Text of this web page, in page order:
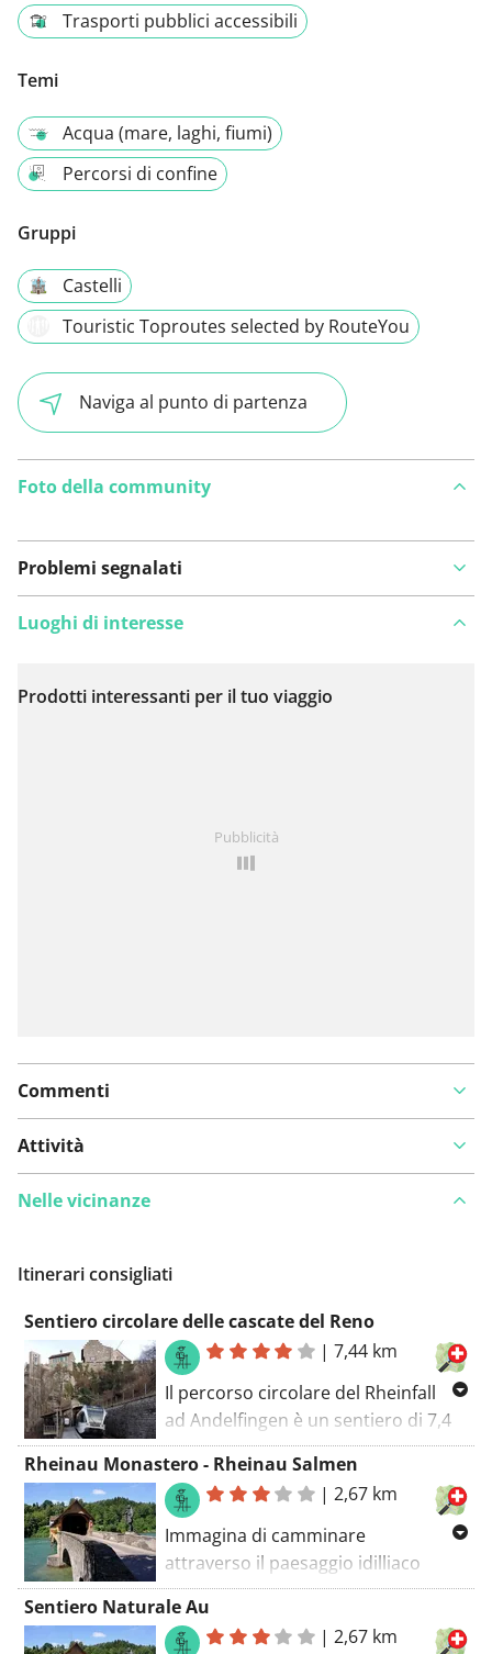
Trasporti pubblici accessibili
Temi
Acqua (mare, laghi, fiumi)
Percorsi di confine
Gruppi
Castelli
Touristic Toproutes selected by RouteYou
Naviga al punto di partenza
Foto della community
Problemi segnalati
Visualizza sulla mappa
Luoghi di interesse
Prodotti interessanti per il tuo viaggio
Pubblicità
Commenti
Attività
Nelle vicinanze
Itinerari consigliati
Sentiero circolare delle cascate del Reno
|7,44 km
Il percorso circolare del Rheinfall
ad Andelfingen è un sentiero di 7,4
chilometri di lunghezza, di difficoltà
media, che ti conduce attraverso un
paesaggio impressionante. Il
percorso ha forma di lente ed è ben
segnalato, così puoi goderti
tranquillamente la vista mozzafiato
delle cascate del Reno. Lungo il tuo
cammino ci sono numerose fontane
Rheinau Monastero - Rheinau Salmen
|2,67 km
Immagina di camminare
attraverso il paesaggio idilliaco
intorno al Monastero di Rheinau. Il
percorso Monastero di Rheinau -
Salmen di Rheinau, lungo 2,7
Sentiero Naturale Au
|2,67 km